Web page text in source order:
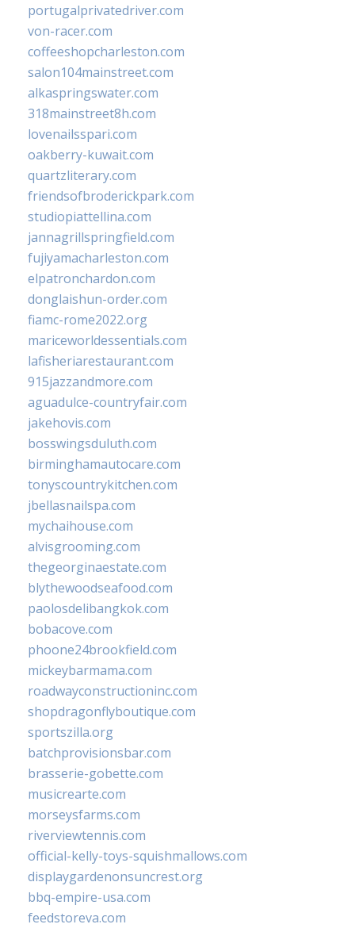
portugalprivatedriver.com
von-racer.com
coffeeshopcharleston.com
salon104mainstreet.com
alkaspringswater.com
318mainstreet8h.com
lovenailsspari.com
oakberry-kuwait.com
quartzliterary.com
friendsofbroderickpark.com
studiopiattellina.com
jannagrillspringfield.com
fujiyamacharleston.com
elpatronchardon.com
donglaishun-order.com
fiamc-rome2022.org
mariceworldessentials.com
lafisheriarestaurant.com
915jazzandmore.com
aguadulce-countryfair.com
jakehovis.com
bosswingsduluth.com
birminghamautocare.com
tonyscountrykitchen.com
jbellasnailspa.com
mychaihouse.com
alvisgrooming.com
thegeorginaestate.com
blythewoodseafood.com
paolosdelibangkok.com
bobacove.com
phoone24brookfield.com
mickeybarmama.com
roadwayconstructioninc.com
shopdragonflyboutique.com
sportszilla.org
batchprovisionsbar.com
brasserie-gobette.com
musicrearte.com
morseysfarms.com
riverviewtennis.com
official-kelly-toys-squishmallows.com
displaygardenonsuncrest.org
bbq-empire-usa.com
feedstoreva.com